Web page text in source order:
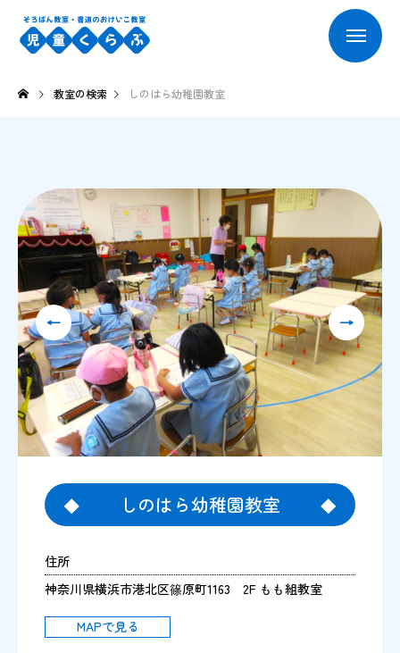
教室の検索 しのはら幼稚園教室
← →
しのはら幼稚園教室
住所
神奈川県横浜市港北区篠原町1163 2F もも組教室
MAPで見る